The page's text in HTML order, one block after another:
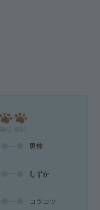
男性
しずか
コツコツ